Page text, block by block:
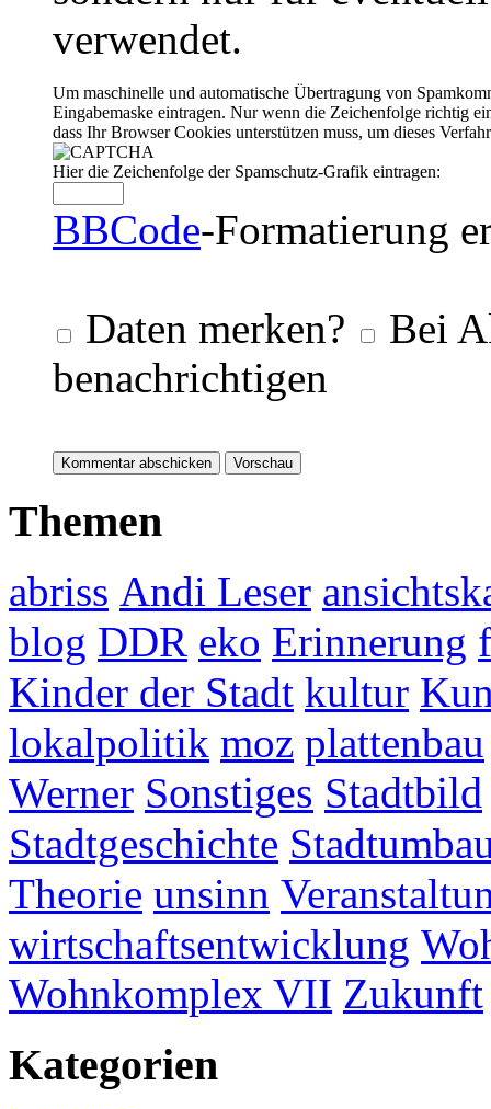
verwendet.
Um maschinelle und automatische Übertragung von
Eingabemaske eintragen. Nur wenn die Zeichenfolge richtig
dass Ihr Browser Cookies unterstützen muss, um dieses
Hier die Zeichenfolge der Spamschutz-Grafik eintragen:
BBCode-Formatierung
Daten merken?
Bei
benachrichtigen
Themen
abriss Andi Leser
blog DDR eko Erinnerung
Kinder der Stadt kultur
lokalpolitik moz plattenbau
Werner Sonstiges Stadtbild
Stadtgeschichte
Theorie unsinn
wirtschaftsentwicklung
Wohnkomplex VII Zukunft
Kategorien